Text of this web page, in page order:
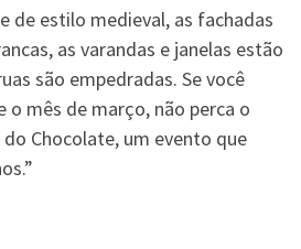
de estilo medieval, as fachadas
as varandas e janelas estão
são empedradas. Se você
o mês de março, não perca o
Chocolate, um evento que